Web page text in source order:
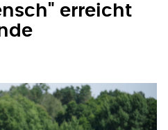
erreicht